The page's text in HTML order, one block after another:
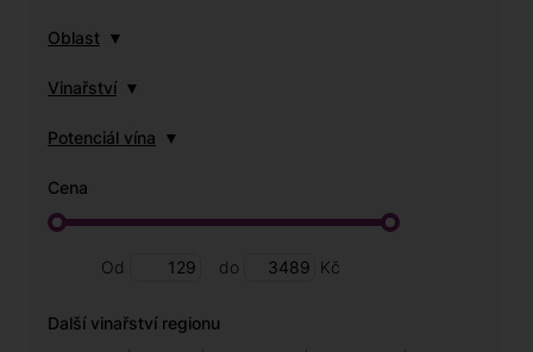
Oblast
Vinařství
Potenciál vína
Cena
Od do Kč
Další vinařství regionu